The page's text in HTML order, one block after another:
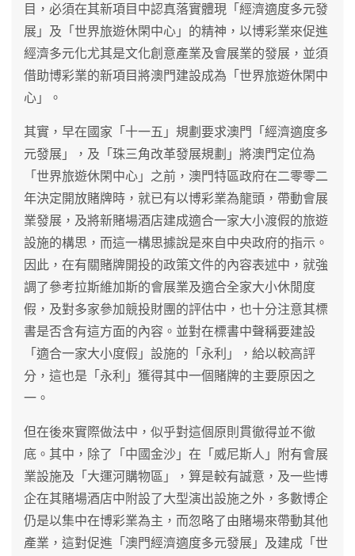
目，必須在其新項目中認真落實體現「經濟適度多元發
展」及「世界旅遊休閑中心」的精神，以博彩業來促進
經濟多元化尤其是文化創意產業及會展業的發展，並須
借助博彩業的新項目將澳門建設成為「世界旅遊休閑中
心」。
其實，早在國家「十一五」規劃要求澳門「經濟適度多
元發展」，及「珠三角改革發展規劃」將澳門定位為
「世界旅遊休閑中心」之前，澳門特區政府在二零零二
年決定開放賭牌時，就已有以博彩業為龍頭，帶動會展
業發展，及將新賭場酒店建成適合一家大小渡假的旅遊
設施的構思，而這一構思據說是來自中央政府的指示。
因此，在有關賭牌開投的政策文件的內容表述中，就強
調了參考拉斯維加斯的會展業及適合全家大小休閒度
假，及對多家參加競投財團的評估中，也十分注意其標
書是否含有這方面的內容。並對在標書中聲稱要建設
「適合一家大小度假」設施的「永利」，給以較高評
分，這也是「永利」獲得其中一個賭牌的主要原因之
一。
但在後來實際做法中，似乎對這個原則貫徹得並不徹
底。其中，除了「中國金沙」在「威尼斯人」附有會展
業設施及「大運河購物區」，算是較有誠意，及一些博
企在其賭場酒店中附設了大型演出設施之外，多數博企
仍是以集中在博彩業為主，而忽略了由賭場來帶動其他
產業，這對促進「澳門經濟適度多元發展」及建成「世